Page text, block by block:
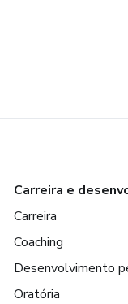
Carreira e
Carreira
Coaching
Desenvolvimento
Oratória